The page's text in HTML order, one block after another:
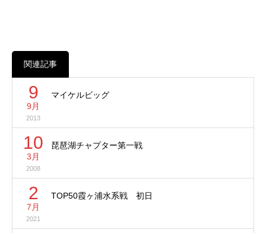
関連記事
9
9月
2013
マイケルビッグ
10
3月
2008
琵琶湖チャプター第一戦
2
7月
2021
TOP50霞ヶ浦水系戦 初日